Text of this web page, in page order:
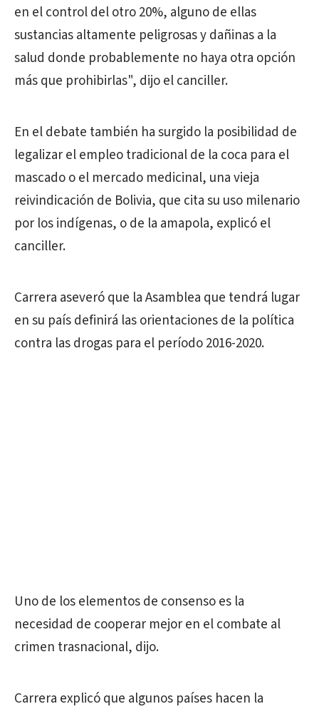
en el control del otro 20%, alguno de ellas
sustancias altamente peligrosas y dañinas a la
salud donde probablemente no haya otra opción
más que prohibirlas", dijo el canciller.
En el debate también ha surgido la posibilidad de
legalizar el empleo tradicional de la coca para el
mascado o el mercado medicinal, una vieja
reivindicación de Bolivia, que cita su uso milenario
por los indígenas, o de la amapola, explicó el
canciller.
Carrera aseveró que la Asamblea que tendrá lugar
en su país definirá las orientaciones de la política
contra las drogas para el período 2016-2020.
Uno de los elementos de consenso es la
necesidad de cooperar mejor en el combate al
crimen trasnacional, dijo.
Carrera explicó que algunos países hacen la